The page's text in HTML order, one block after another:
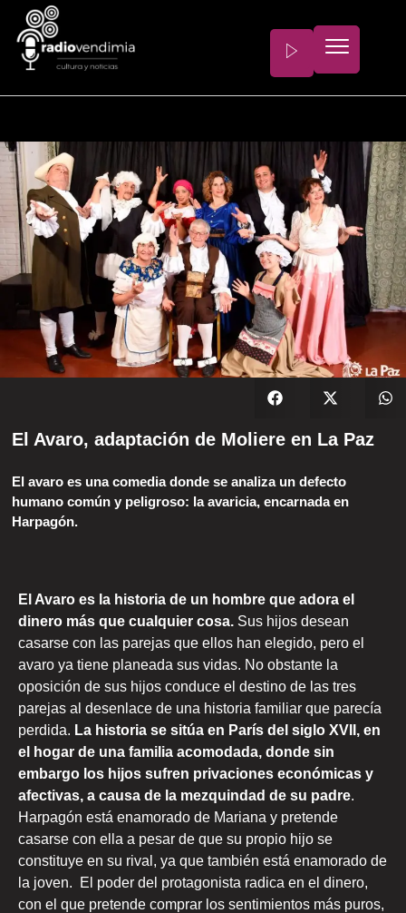
El Avaro, adaptación de Moliere en La Paz
El avaro es una comedia donde se analiza un defecto
humano común y peligroso: la avaricia, encarnada en
Harpagón.
El Avaro es la historia de un hombre que adora el
dinero más que cualquier cosa. Sus hijos desean
casarse con las parejas que ellos han elegido, pero el
avaro ya tiene planeada sus vidas. No obstante la
oposición de sus hijos conduce el destino de las tres
parejas al desenlace de una historia familiar que parecía
perdida. La historia se sitúa en París del siglo XVII, en
el hogar de una familia acomodada, donde sin
embargo los hijos sufren privaciones económicas y
afectivas, a causa de la mezquindad de su padre.
Harpagón está enamorado de Mariana y pretende
casarse con ella a pesar de que su propio hijo se
constituye en su rival, ya que también está enamorado de
la joven. El poder del protagonista radica en el dinero,
con el que pretende comprar los sentimientos más puros,